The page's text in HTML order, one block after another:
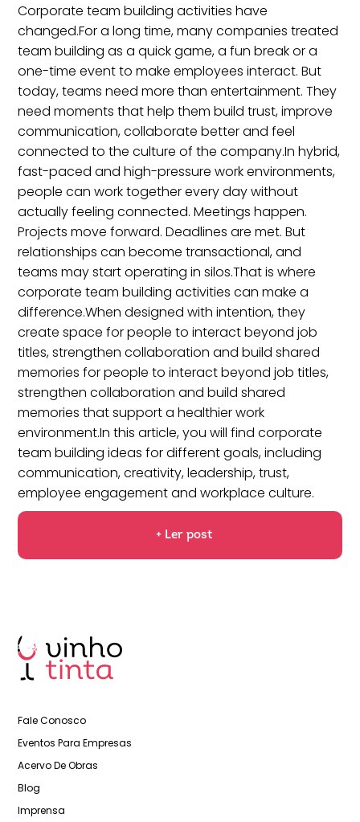
Corporate team building activities have
changed.For a long time, many companies treated
team building as a quick game, a fun break or a
one-time event to make employees interact. But
today, teams need more than entertainment. They
need moments that help them build trust, improve
communication, collaborate better and feel
connected to the culture of the company.In hybrid,
fast-paced and high-pressure work environments,
people can work together every day without
actually feeling connected. Meetings happen.
Projects move forward. Deadlines are met. But
relationships can become transactional, and
teams may start operating in silos.That is where
corporate team building activities can make a
difference.When designed with intention, they
create space for people to interact beyond job
titles, strengthen collaboration and build shared
memories for people to interact beyond job titles,
strengthen collaboration and build shared
memories that support a healthier work
environment.In this article, you will find corporate
team building ideas for different goals, including
communication, creativity, leadership, trust,
employee engagement and workplace culture.
+ Ler post
Fale Conosco
Eventos Para Empresas
Acervo De Obras
Blog
Imprensa